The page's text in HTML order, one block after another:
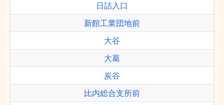
日詰入口
新館工業団地前
大谷
大葛
炭谷
比内総合支所前